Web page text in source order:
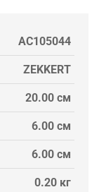
AC105044
ZEKKERT
20.00 см
6.00 см
6.00 см
0.20 кг